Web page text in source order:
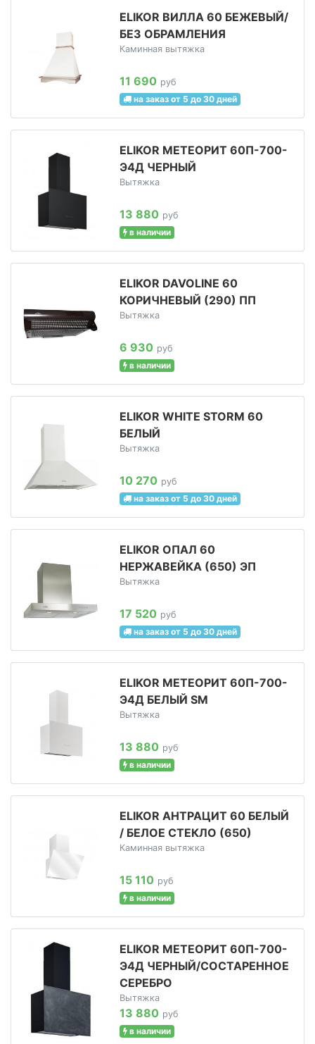
ELIKOR ВИЛЛА 60 БЕЖЕВЫЙ/
БЕЗ ОБРАМЛЕНИЯ
Каминная вытяжка
11 690 руб
на заказ от 5 до 30 дней
ELIKOR МЕТЕОРИТ 60П-700-
Э4Д ЧЕРНЫЙ
Вытяжка
13 880 руб
в наличии
ELIKOR DAVOLINE 60
КОРИЧНЕВЫЙ (290) ПП
Вытяжка
6 930 руб
в наличии
ELIKOR WHITE STORM 60
БЕЛЫЙ
Вытяжка
10 270 руб
на заказ от 5 до 30 дней
ELIKOR ОПАЛ 60
НЕРЖАВЕЙКА (650) ЭП
Вытяжка
17 520 руб
на заказ от 5 до 30 дней
ELIKOR МЕТЕОРИТ 60П-700-
Э4Д БЕЛЫЙ SM
Вытяжка
13 880 руб
в наличии
ELIKOR АНТРАЦИТ 60 БЕЛЫЙ
/ БЕЛОЕ СТЕКЛО (650)
Каминная вытяжка
15 110 руб
в наличии
ELIKOR МЕТЕОРИТ 60П-700-
Э4Д ЧЕРНЫЙ/СОСТАРЕННОЕ
СЕРЕБРО
Вытяжка
13 880 руб
в наличии